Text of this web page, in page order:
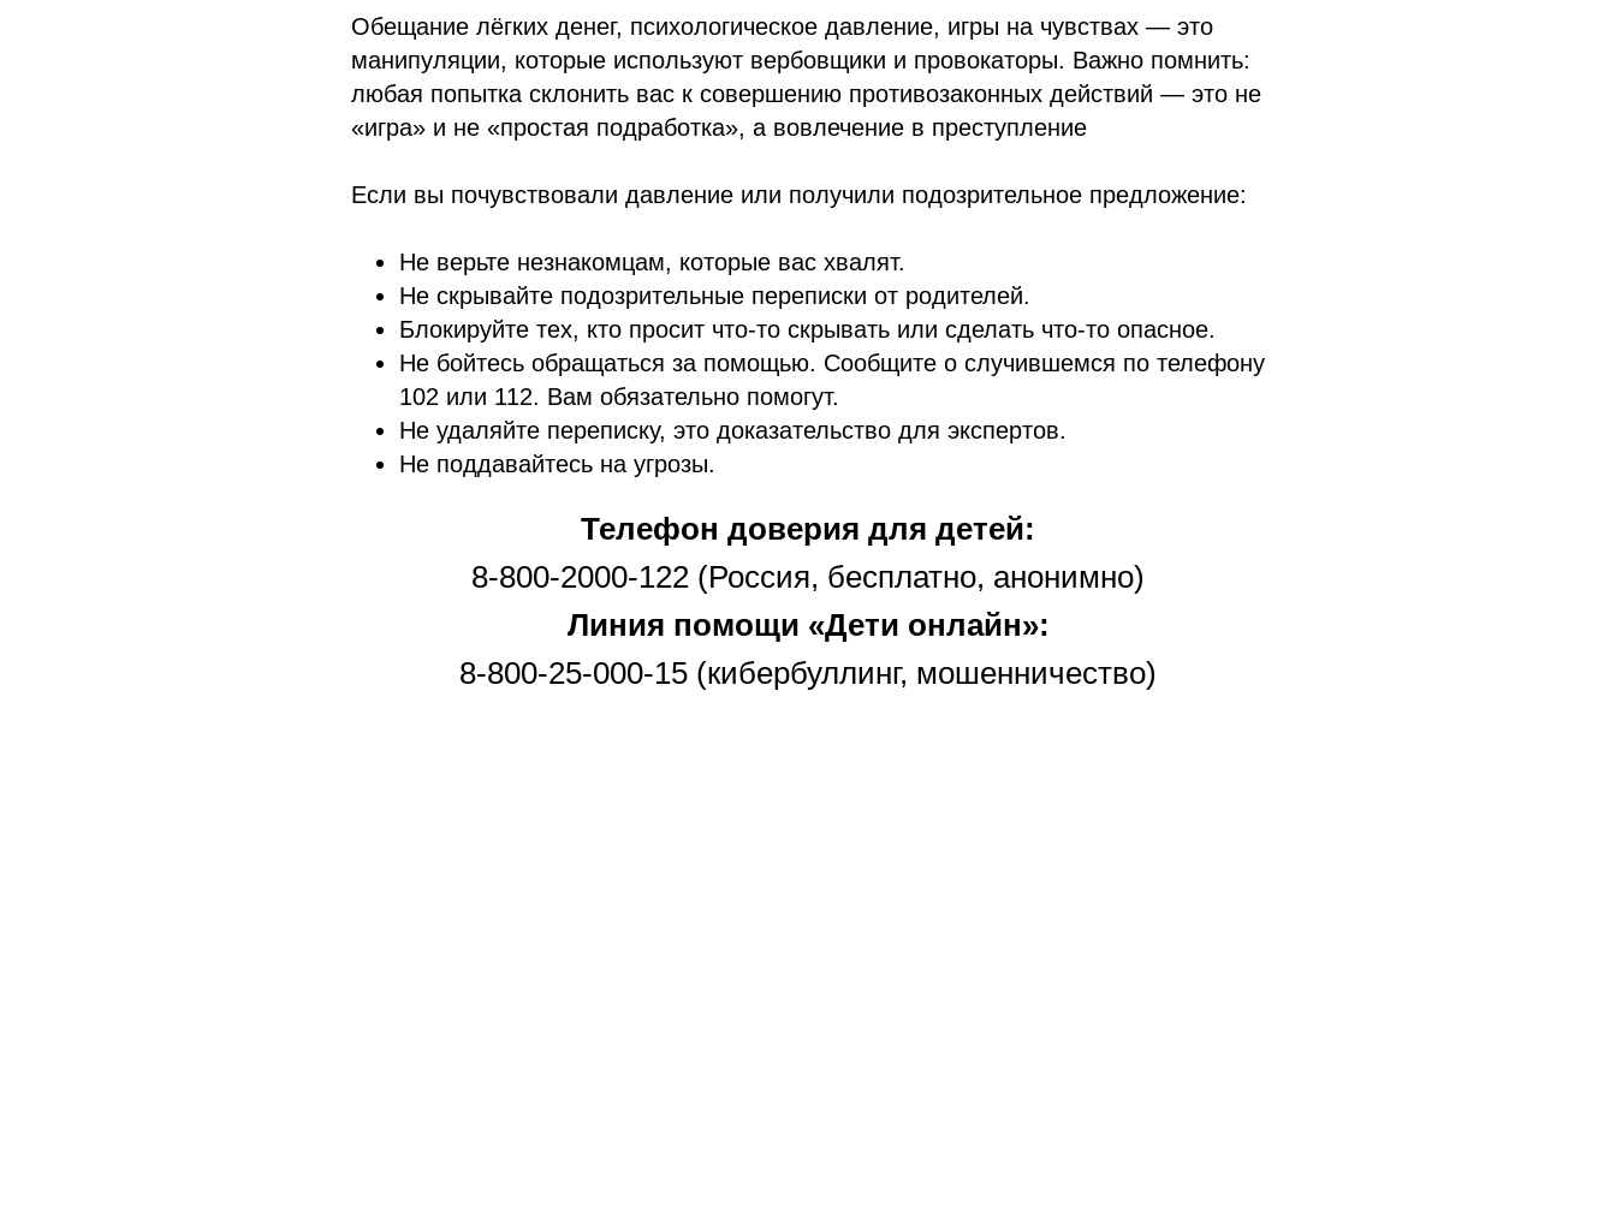
Обещание лёгких денег, психологическое давление, игры на чувствах — это
манипуляции, которые используют вербовщики и провокаторы. Важно помнить:
любая попытка склонить вас к совершению противозаконных действий — это не
«игра» и не «простая подработка», а вовлечение в преступление
Если вы почувствовали давление или получили подозрительное предложение:
Не верьте незнакомцам, которые вас хвалят.
Не скрывайте подозрительные переписки от родителей.
Блокируйте тех, кто просит что-то скрывать или сделать что-то опасное.
Не бойтесь обращаться за помощью. Сообщите о случившемся по телефону
102 или 112. Вам обязательно помогут.
Не удаляйте переписку, это доказательство для экспертов.
Не поддавайтесь на угрозы.
Телефон доверия для детей:
8-800-2000-122 (Россия, бесплатно, анонимно)
Линия помощи «Дети онлайн»:
8-800-25-000-15 (кибербуллинг, мошенничество)